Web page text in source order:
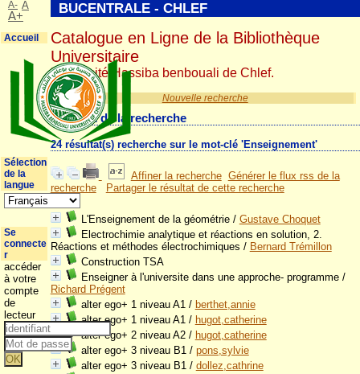
Nouvelle recherche
Résultat de la recherche
24 résultat(s) recherche sur le mot-clé 'Enseignement'
Affiner la recherche Générer le flux rss de la
recherche
Partager le résultat de cette recherche
L'Enseignement de la géométrie/ Gustave Choquet
Electrochimie analytique et réactions en solution, 2.
Réactions et méthodes électrochimiques / Bernard Trémillon
Construction TSA
Enseigner à l'universite dans une approche- programme/
Richard Prégent
alter ego+ 1 niveau A1/ berthet,annie
alter ego+ 1 niveau A1/ hugot,catherine
alter ego+ 2 niveau A2/ hugot,catherine
alter ego+ 3 niveau B1/ pons,sylvie
alter ego+ 3 niveau B1/ dollez,cathrine
BUCENTRALE - CHLEF
Catalogue en Ligne de la Bibliothèque
Universitaire
Université Hassiba benbouali de Chlef.
A- A
A+
Accueil
Sélection
de la
langue
Se
connecte
r
accéder
à votre
compte
de
lecteur